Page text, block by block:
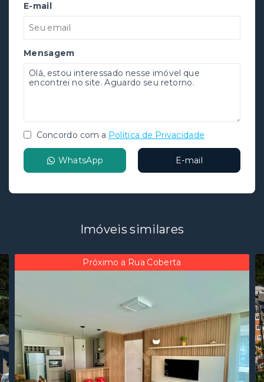
E-mail
Mensagem
Concordo com a Política de Privacidade
WhatsApp E-mail
Imóveis similares
Próximo a Rua Coberta